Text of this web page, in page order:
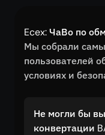
Ecex: ЧаВо по
Мы собрали
пользователей
условиях и
Не могли бы
конвертации